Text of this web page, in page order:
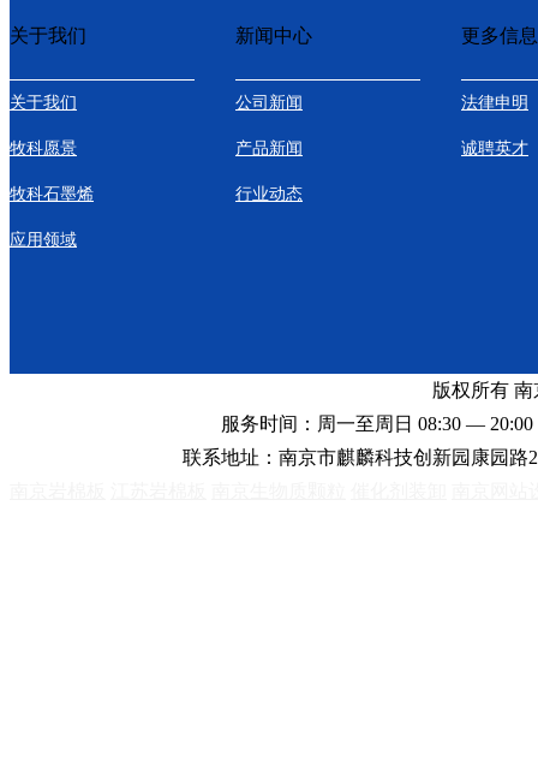
关于我们 新闻中心 更多信息
关于我们
牧科愿景
牧科石墨烯
应用领域
公司新闻
产品新闻
行业动态
法律申明
诚聘英才
版权所有
服务时间：周一至周日 08:30 —
联系地址：南京市麒麟科技创新园康园